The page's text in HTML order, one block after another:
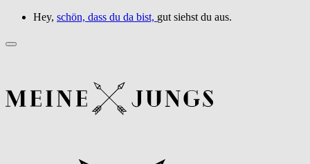
Hey, schön, dass du da bist, gut siehst du aus.